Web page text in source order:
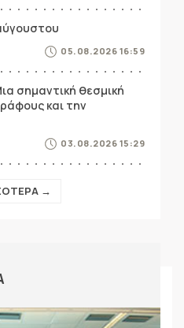
05.08.2026 16:59
σημαντική θεσμική
και την
03.08.2026 15:29
→